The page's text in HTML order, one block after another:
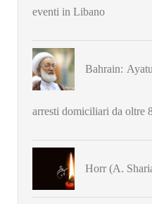
eventi in Libano
Bahrain:
arresti domiciliari da oltre
Horr (A.